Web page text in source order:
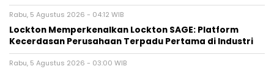
Rabu, 5 Agustus 2026 - 04:12 WIB
Lockton Memperkenalkan Lockton SAGE: Platform
Kecerdasan Perusahaan Terpadu Pertama di Industri
Rabu, 5 Agustus 2026 - 03:00 WIB